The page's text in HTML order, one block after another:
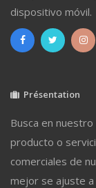
dispositivo móvil.
Présentation
Busca en
producto o
comerciales de
mejor se ajuste a